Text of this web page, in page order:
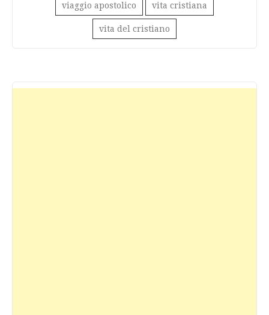
viaggio apostolico vita cristiana
vita del cristiano